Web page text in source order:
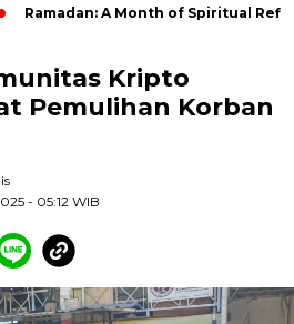
A Month of Spiritual
Kripto
Pemulihan Korban
- 05:12 WIB